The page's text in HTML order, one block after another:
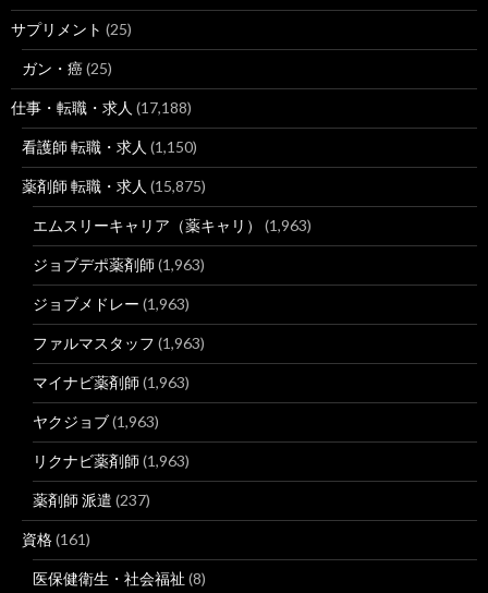
サプリメント (25)
ガン・癌(25)
仕事・転職・求人 (17,188)
看護師 転職・求人 (1,150)
薬剤師 転職・求人 (15,875)
エムスリーキャリア（薬キャリ） (1,963)
ジョブデポ薬剤師 (1,963)
ジョブメドレー (1,963)
ファルマスタッフ (1,963)
マイナビ薬剤師 (1,963)
ヤクジョブ(1,963)
リクナビ薬剤師 (1,963)
薬剤師 派遣 (237)
資格(161)
医保健衛生・社会福祉 (8)